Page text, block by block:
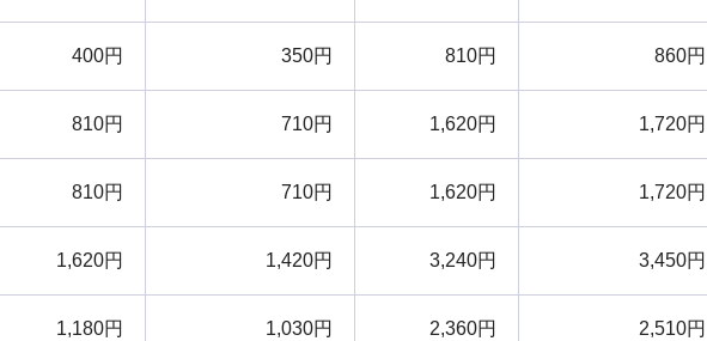
400円 350円 810円 860円
810円 710円 1,620円 1,720円
810円 710円 1,620円 1,720円
1,620円 1,420円 3,240円 3,450円
1,180円 1,030円 2,360円 2,510円